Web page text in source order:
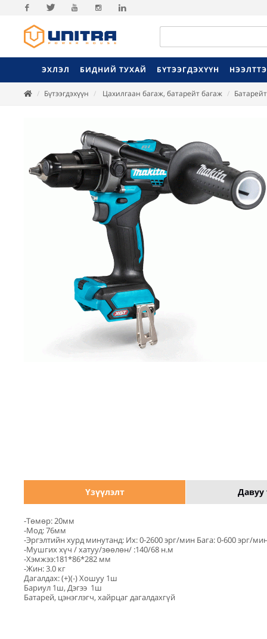
Facebook
ЭХЛЭЛ БИДНИЙ ТУХАЙ БҮТЭЭГДЭХҮҮН
Бүтээгдэхүүн Цахилгаан багаж, батарейт багаж
Үзүүлэлт Давуу
-Төмөр: 20мм
-Мод:
-Эргэлтийн хурд минутанд: Их: 0-2600 эрг/
-Мушгих хүч / хатуу/зөөлөн/ :140/68
-Хэмжээ:181*86*282 мм
-Жин: 3.0 кг
Дагалдах: (+)(-) Хошуу 1ш
Бариул 1ш, Дэгээ 1ш
Батарей, цэнэглэгч, хайрцаг дагалдахгүй